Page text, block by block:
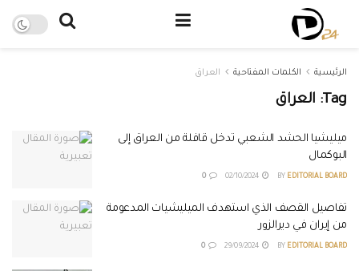
الرئيسية الكلمات المفتاحية العراق
Tag: العراق
ميليشيا الحشد الشعبي تدخل قافلة من العراق إلى
البوكمال
BY EDITORIAL BOARD
تفاصيل القصف الذي استهدف الميليشيات المدعومة
من إيران في ديرالزور
BY EDITORIAL BOARD